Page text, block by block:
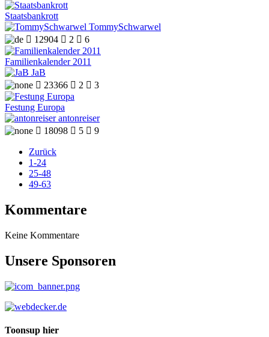
Staatsbankrott
TommySchwarwel
 12904  2  6
Familienkalender 2011
JaB
 23366  2  3
Festung Europa
antonreiser
 18098  5  9
Zurück
1-24
25-48
49-63
Kommentare
Keine Kommentare
Unsere Sponsoren
Toonsup hier